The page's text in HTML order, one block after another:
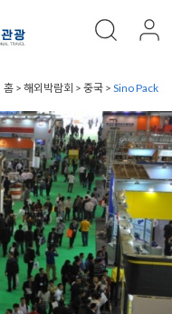
홈 > 해외박람회 > 중국 > Sino Pack